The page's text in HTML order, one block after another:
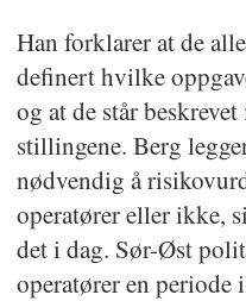
Han forklarer at de
definert hvilke
og at de står
stillingene. Berg
nødvendig å
operatører eller ikke,
det i dag. Sør-Øst
operatører en periode